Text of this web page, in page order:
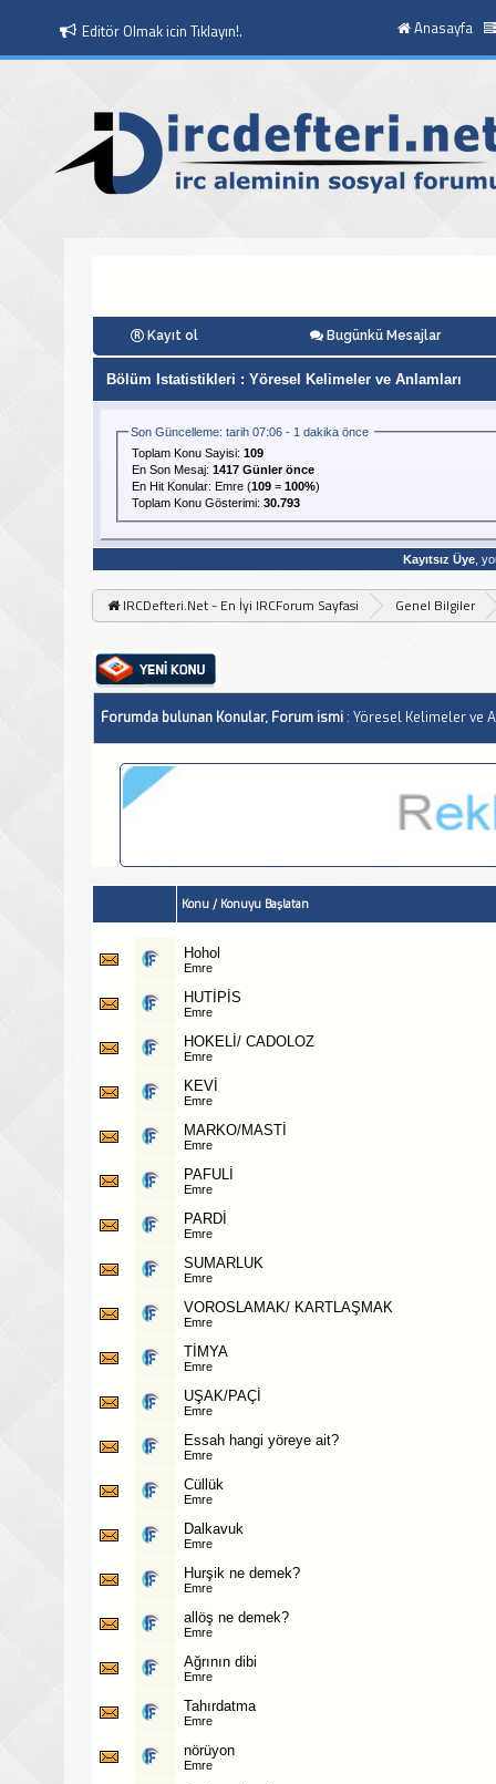
Editör Olmak icin Tıklayın!.
Moderatör Olmak icin Tıklayın!.
Anasayfa
Kayıt ol Bugünkü Mesajlar
Bölüm Istatistikleri : Yöresel Kelimeler ve Anlamları
Son Güncelleme: tarih 07:06 - 1 dakika önce
Toplam Konu Sayisi: 109
En Son Mesaj: 1417 Günler önce
En Hit Konular: Emre (109 = 100%)
Toplam Konu Gösterimi: 30.793
Kayıtsız Üye,
IRCDefteri.Net - En İyi IRCForum Sayfasi Genel Bilgiler
Forumda bulunan Konular, Forum ismi : Yöresel Kelimeler ve
Konu / Konuyu Başlatan
Hohol
Emre
HUTİPİS
Emre
HOKELİ/ CADOLOZ
Emre
KEVİ
Emre
MARKO/MASTİ
Emre
PAFULİ
Emre
PARDİ
Emre
SUMARLUK
Emre
VOROSLAMAK/ KARTLAŞMAK
Emre
TİMYA
Emre
UŞAK/PAÇİ
Emre
Essah hangi yöreye ait?
Emre
Cüllük
Emre
Dalkavuk
Emre
Hurşik ne demek?
Emre
allöş ne demek?
Emre
Ağrının dibi
Emre
Tahırdatma
Emre
nörüyon
Emre